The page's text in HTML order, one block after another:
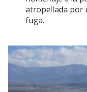
atropellada por
fuga.